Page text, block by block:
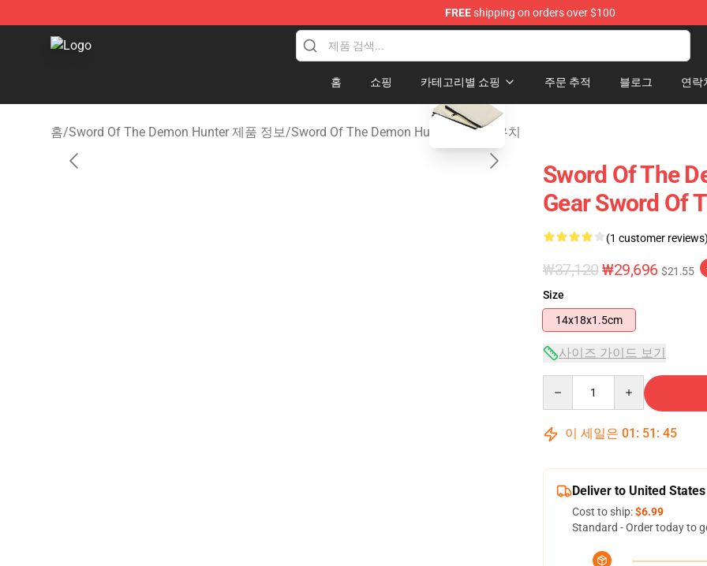
FREEshipping on orders over $100
Sword Of The Demon Hunter Shop - Official Sword Of The Demon Hunter Merchandise Store
홈 쇼핑 카테고리별 쇼핑 주문 추적 블로그 연락
홈/Sword Of The Demon Hunter 제품 정보/Sword Of The Demon Hunter 지퍼 파우치
blank template
Sword Of The
Gear Sword Of
(1 customer reviews)
₩37,120₩29,696 $21.55
Size
14x18x1.5cm
사이즈 가이드 보기
이 세일은 01 : 51 : 45
Deliver to United States
Cost to ship:$6.99
Standard - Order today to